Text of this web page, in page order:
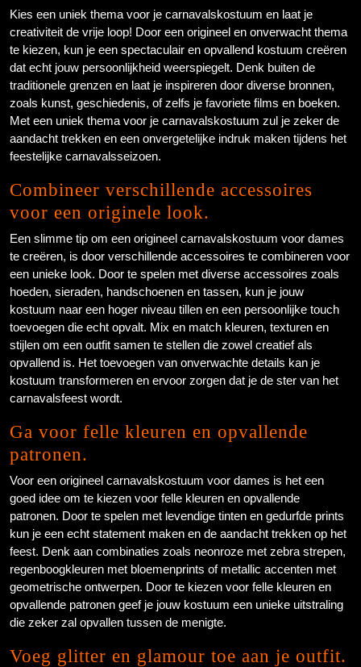
Kies een uniek thema voor je carnavalskostuum en laat je
creativiteit de vrije loop! Door een origineel en onverwacht thema
te kiezen, kun je een spectaculair en opvallend kostuum creëren
dat echt jouw persoonlijkheid weerspiegelt. Denk buiten de
traditionele grenzen en laat je inspireren door diverse bronnen,
zoals kunst, geschiedenis, of zelfs je favoriete films en boeken.
Met een uniek thema voor je carnavalskostuum zul je zeker de
aandacht trekken en een onvergetelijke indruk maken tijdens het
feestelijke carnavalsseizoen.
Combineer verschillende accessoires
voor een originele look.
Een slimme tip om een origineel carnavalskostuum voor dames
te creëren, is door verschillende accessoires te combineren voor
een unieke look. Door te spelen met diverse accessoires zoals
hoeden, sieraden, handschoenen en tassen, kun je jouw
kostuum naar een hoger niveau tillen en een persoonlijke touch
toevoegen die echt opvalt. Mix en match kleuren, texturen en
stijlen om een outfit samen te stellen die zowel creatief als
opvallend is. Het toevoegen van onverwachte details kan je
kostuum transformeren en ervoor zorgen dat je de ster van het
carnavalsfeest wordt.
Ga voor felle kleuren en opvallende
patronen.
Voor een origineel carnavalskostuum voor dames is het een
goed idee om te kiezen voor felle kleuren en opvallende
patronen. Door te spelen met levendige tinten en gedurfde prints
kun je een echt statement maken en de aandacht trekken op het
feest. Denk aan combinaties zoals neonroze met zebra strepen,
regenboogkleuren met bloemenprints of metallic accenten met
geometrische ontwerpen. Door te kiezen voor felle kleuren en
opvallende patronen geef je jouw kostuum een unieke uitstraling
die zeker zal opvallen tussen de menigte.
Voeg glitter en glamour toe aan je outfit.